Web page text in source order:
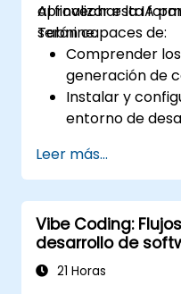
aprovechar la IA
Tabnine.
Al finalizar esta
serán capaces de:
Comprender
generación de
Instalar y
entorno de
corregir errores
Crear y
personalizados
especializadas.
Leer más...
Vibe Coding:
desarrollo de
21 Horas